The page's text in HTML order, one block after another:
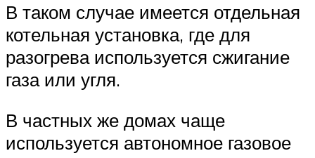
В таком случае имеется отдельная
котельная установка, где для
разогрева используется сжигание
газа или угля.
В частных же домах чаще
используется автономное газовое